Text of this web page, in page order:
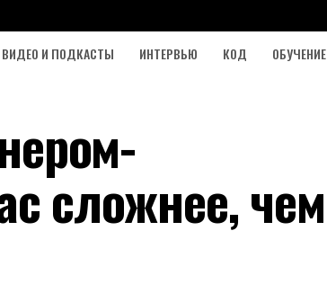
ВИДЕО И ПОДКАСТЫ ИНТЕРВЬЮ КОД ОБУЧЕНИЕ
сложнее, чем